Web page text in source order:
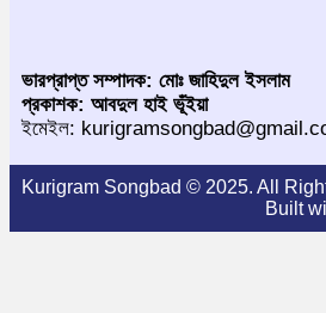
ভারপ্রাপ্ত সম্পাদক: মোঃ জাহিদুল ইসলাম
প্রকাশক: আবদুল হাই ভূঁইয়া
ইমেইল:
Kurigram Songbad © 2025. All
Built